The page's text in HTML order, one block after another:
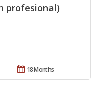
profesional)
18 Months